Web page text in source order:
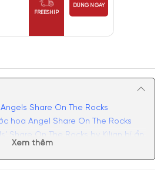
FREESHIP
DÙNG NGAY
Share On The Rocks
hoa Angel Share On The Rocks
Share On The Rocks by Kilian bí ẩn,
nước hoa unisex Kilian Angels
Xem thêm